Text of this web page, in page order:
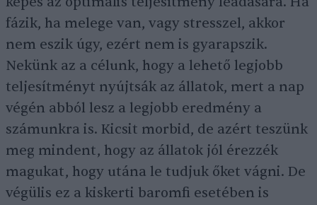
fázik, ha melege van, vagy stresszel, akkor
nem eszik úgy, ezért nem is gyarapszik.
Nekünk az a célunk, hogy a lehető legjobb
teljesítményt nyújtsák az állatok, mert a nap
végén abból lesz a legjobb eredmény a
számunkra is. Kicsit morbid, de azért teszünk
meg mindent, hogy az állatok jól érezzék
magukat, hogy utána le tudjuk őket vágni. De
végülis ez a kiskerti baromfi esetében is